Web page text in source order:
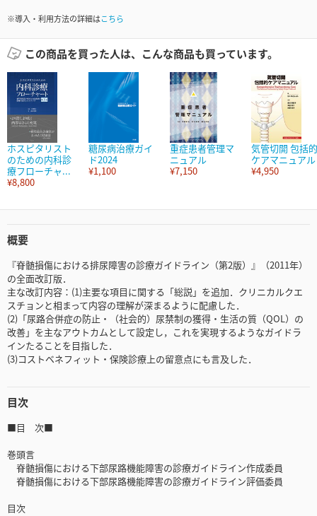
※導入・利用方法の詳細はこちら
この商品を買った人は、こんな商品も買っています。
ホスピタリスト
のための内科診
療フローチャ...
¥8,800
糖尿病治療ガイ
ド2024
¥1,100
重症患者管理マ
ニュアル
¥7,150
気管切開 包括的
ケアマニュアル
¥4,950
概要
『脊髄損傷における排尿障害の診療ガイドライン（第2版）』（2011年）
の全面改訂版．
主な改訂内容：(1)主要な項目に関する「総説」を追加．クリニカルクエ
スチョンと相まって内容の理解が深まるように配慮した．
(2)「尿路合併症の防止・（社会的）尿禁制の獲得・生活の質（QOL）の
改善」を主なアウトカムとして設定し，これを実現するようなガイドラ
インたることを目指した．
(3)コストベネフィット・保険診療上の留意点にも言及した．
目次
■目 次■
巻頭言
脊髄損傷における下部尿路機能障害の診療ガイドライン作成委員
脊髄損傷における下部尿路機能障害の診療ガイドライン評価委員
目次